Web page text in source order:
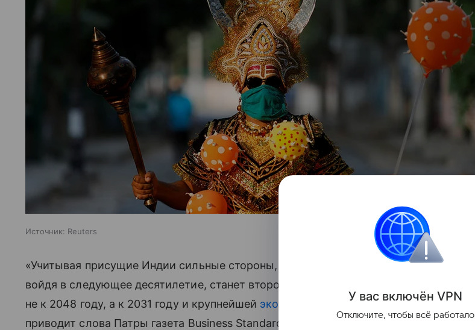
Источник: Reuters
«Учитывая присущие Индии сильные стороны, можно представить себе, что Индия,
войдя в следующее десятилетие, станет второй по величине экономикой в мире
не к 2048 году, а к 2031 году и крупнейшей экономикой мира к 2060 году», —
приводит слова Патры газета Business Standard.
У вас включён VPN
Отключите, чтобы всё работало